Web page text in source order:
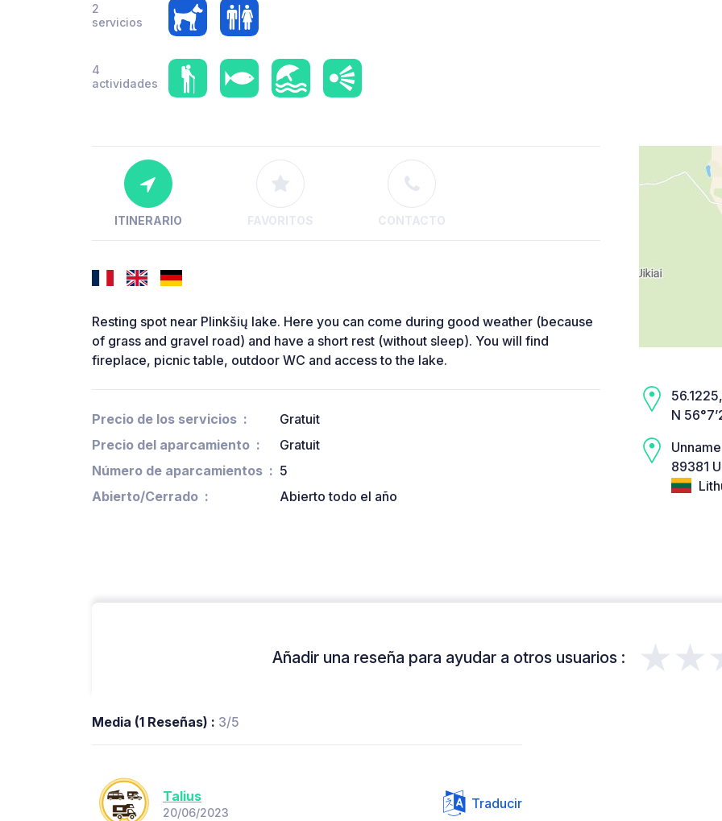
2
servicios
4
actividades
ITINERARIO FAVORITOS CONTACTO
Resting spot near Plinkšių lake. Here you can come during good weather (because
of grass and gravel road) and have a short rest (without sleep). You will find
fireplace, picnic table, outdoor WC and access to the lake.
Precio de los servicios
Gratuit
Precio del aparcamiento
Gratuit
Número de aparcamientos
5
Abierto/Cerrado
Abierto todo el año
N
89381
Añadir una reseña para ayudar a otros usuarios :
Media (1 Reseñas) : 3/5
Talius
20/06/2023
Traducir